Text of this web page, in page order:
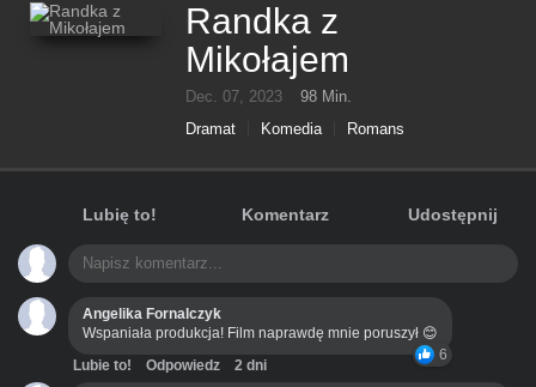
Randka z
Mikołajem
Dec. 07, 2023
98 Min.
Dramat
Komedia Romans
Lubię to! Komentarz Udostępnij
Angelika Fornalczyk
Wspaniała produkcja! Film naprawdę mnie poruszył 😊
6
Lubie to! Odpowiedz
2 dni